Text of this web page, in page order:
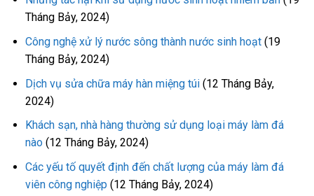
Tháng Bảy, 2024)
Công nghệ xử lý nước sông thành nước sinh hoạt (19
Tháng Bảy, 2024)
Dịch vụ sửa chữa máy hàn miệng túi (12 Tháng Bảy,
2024)
Khách sạn, nhà hàng thường sử dụng loại máy làm đá
nào (12 Tháng Bảy, 2024)
Các yếu tố quyết định đến chất lượng của máy làm đá
viên công nghiệp (12 Tháng Bảy, 2024)